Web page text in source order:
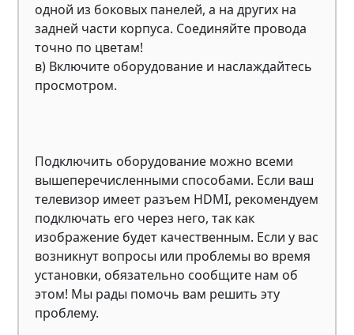
одной из боковых панелей, а на других на
задней части корпуса. Соединяйте провода
точно по цветам!
в) Включите оборудование и наслаждайтесь
просмотром.
Подключить оборудование можно всеми
вышеперечисленными способами. Если ваш
телевизор имеет разъем HDMI, рекомендуем
подключать его через него, так как
изображение будет качественным. Если у вас
возникнут вопросы или проблемы во время
установки, обязательно сообщите нам об
этом! Мы рады помочь вам решить эту
проблему.